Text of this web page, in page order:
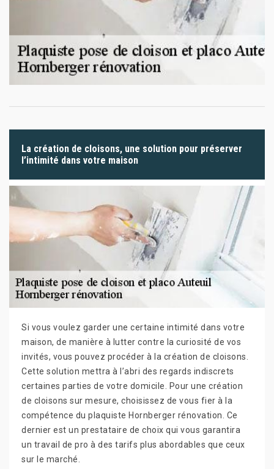
La création de cloisons, une solution pour préserver
l’intimité dans votre maison
Si vous voulez garder une certaine intimité dans votre
maison, de manière à lutter contre la curiosité de vos
invités, vous pouvez procéder à la création de cloisons.
Cette solution mettra à l’abri des regards indiscrets
certaines parties de votre domicile. Pour une création
de cloisons sur mesure, choisissez de vous fier à la
compétence du plaquiste Hornberger rénovation. Ce
dernier est un prestataire de choix qui vous garantira
un travail de pro à des tarifs plus abordables que ceux
sur le marché.